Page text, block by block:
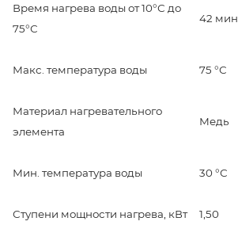
Время нагрева воды от 10°С до
75°С
42 мин
Макс. температура воды 75 °С
Материал нагревательного
элемента
Медь
Мин. температура воды 30 °С
Ступени мощности нагрева, кВт 1,50